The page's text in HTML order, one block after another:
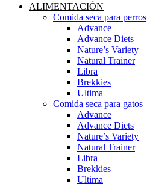
ALIMENTACIÓN
Comida seca para perros
Advance
Advance Diets
Nature’s Variety
Natural Trainer
Libra
Brekkies
Ultima
Comida seca para gatos
Advance
Advance Diets
Nature’s Variety
Natural Trainer
Libra
Brekkies
Ultima